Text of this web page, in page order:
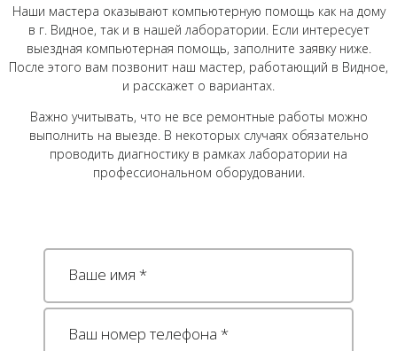
Наши мастера оказывают компьютерную помощь как на дому
в г. Видное, так и в нашей лаборатории. Если интересует
выездная компьютерная помощь, заполните заявку ниже.
После этого вам позвонит наш мастер, работающий в Видное,
и расскажет о вариантах.
Важно учитывать, что не все ремонтные работы можно
выполнить на выезде. В некоторых случаях обязательно
проводить диагностику в рамках лаборатории на
профессиональном оборудовании.